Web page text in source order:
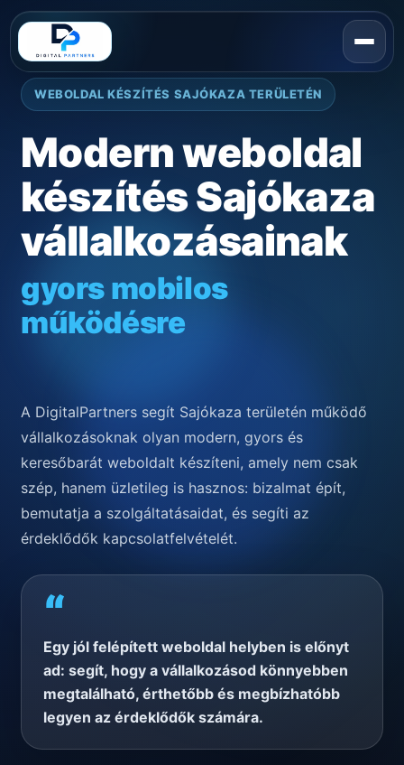
WEBOLDAL KÉSZÍTÉS SAJÓKAZA TERÜLETÉN
Modern weboldal
készítés Sajókaza
vállalkozásainak
gyors mobilos
működésre
A DigitalPartners segít Sajókaza területén működő
vállalkozásoknak olyan modern, gyors és
keresőbarát weboldalt készíteni, amely nem csak
szép, hanem üzletileg is hasznos: bizalmat épít,
bemutatja a szolgáltatásaidat, és segíti az
érdeklődők kapcsolatfelvételét.
“
Egy jól felépített weboldal helyben is előnyt
ad: segít, hogy a vállalkozásod könnyebben
megtalálható, érthetőbb és megbízhatóbb
legyen az érdeklődők számára.